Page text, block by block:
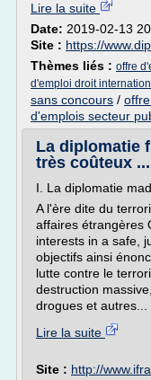
Lire la suite
Date: 2019-02-13
Site : https://
Thèmes liés : offre
d'emploi droit
sans concours /
d'emplois secteur
La diplomatie
très coûteux ...
I. La diplomatie
A l'ère dite du
affaires étrangères
interests in a safe,
objectifs ainsi
lutte contre le
destruction
drogues et autres...
Lire la suite
Site : http://